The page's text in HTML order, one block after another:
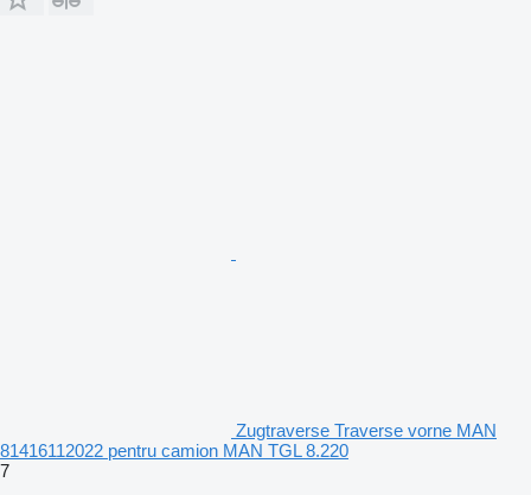
Zugtraverse Traverse vorne MAN
81416112022 pentru camion MAN TGL 8.220
7